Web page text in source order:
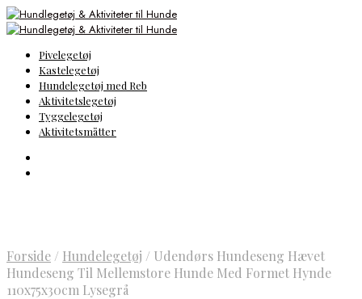
Pivelegetøj
Kastelegetøj
Hundelegetøj med Reb
Aktivitetslegetøj
Tyggelegetøj
Aktivitetsmåtter
Forside / Hundelegetøj / Udendørs Hundeseng Hævet
Hundeseng Til Mellemstore Hunde Med Formet Hynde
110x75x30cm Lysegrå